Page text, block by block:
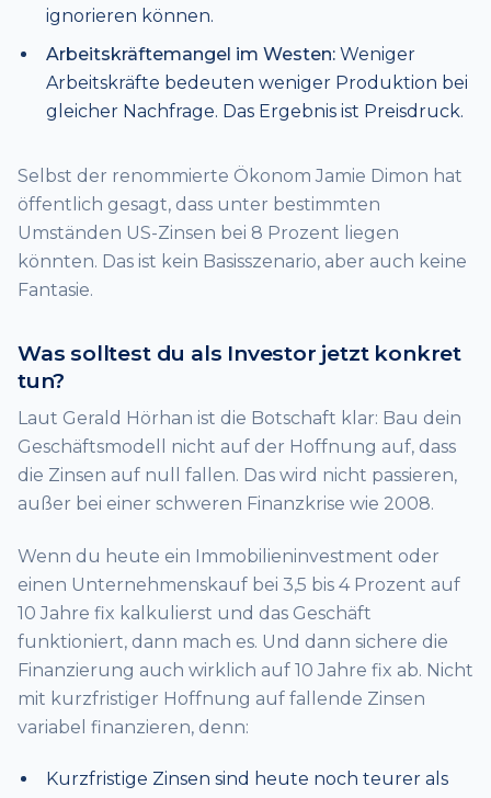
ignorieren können.
Arbeitskräftemangel im Westen:Weniger
Arbeitskräfte bedeuten weniger Produktion bei
gleicher Nachfrage. Das Ergebnis ist Preisdruck.
Selbst der renommierte Ökonom Jamie Dimon hat
öffentlich gesagt, dass unter bestimmten
Umständen US-Zinsen bei 8 Prozent liegen
könnten. Das ist kein Basisszenario, aber auch keine
Fantasie.
Was solltest du als Investor jetzt konkret
tun?
Laut Gerald Hörhan ist die Botschaft klar: Bau dein
Geschäftsmodell nicht auf der Hoffnung auf, dass
die Zinsen auf null fallen. Das wird nicht passieren,
außer bei einer schweren Finanzkrise wie 2008.
Wenn du heute ein Immobilieninvestment oder
einen Unternehmenskauf bei 3,5 bis 4 Prozent auf
10 Jahre fix kalkulierst und das Geschäft
funktioniert, dann mach es. Und dann sichere die
Finanzierung auch wirklich auf 10 Jahre fix ab. Nicht
mit kurzfristiger Hoffnung auf fallende Zinsen
variabel finanzieren, denn:
Kurzfristige Zinsen sind heute noch teurer als